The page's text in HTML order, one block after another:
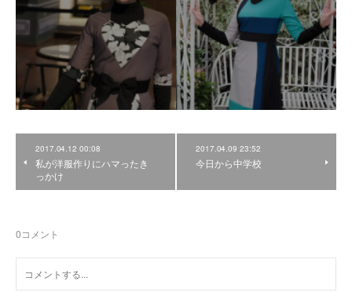
2017.04.12 00:08
私が洋服作りにハマったき
っかけ
2017.04.09 23:52
今日から中学校
0コメント